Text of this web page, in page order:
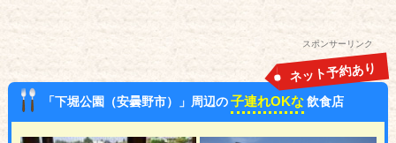
スポンサーリンク
「下堀公園（安曇野市）」周辺の子連れOKな 飲食店
ネット予約あり